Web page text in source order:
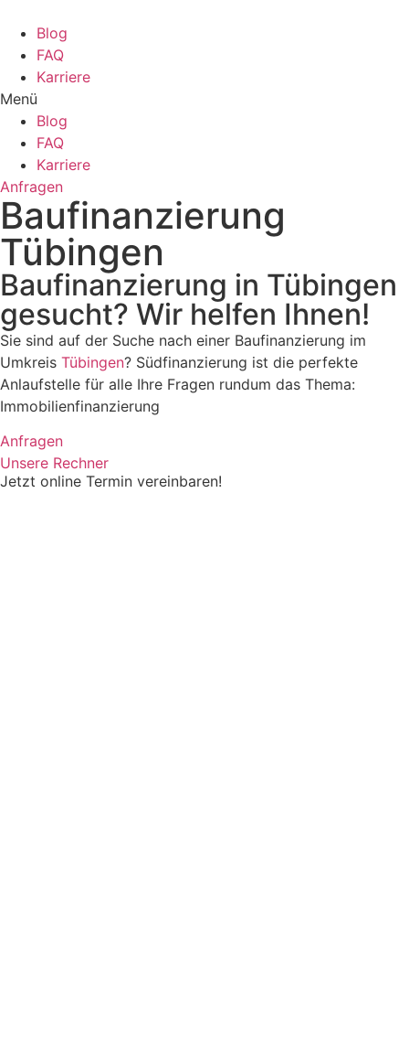
Inhalt
wechseln
Blog
FAQ
Karriere
Menü
Blog
FAQ
Karriere
Anfragen
Baufinanzierung
Tübingen
Baufinanzierung in Tübingen
gesucht? Wir helfen Ihnen!
Sie sind auf der Suche nach einer Baufinanzierung im
Umkreis Tübingen? Südfinanzierung ist die perfekte
Anlaufstelle für alle Ihre Fragen rundum das Thema:
Immobilienfinanzierung
Anfragen
Unsere Rechner
Jetzt online Termin vereinbaren!